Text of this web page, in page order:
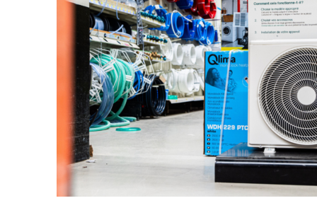
07 août 2026Consulter l'article "Canicule : un record
Le RWDM récolte déjà 100.000
euros pour financer sa
reconstruction